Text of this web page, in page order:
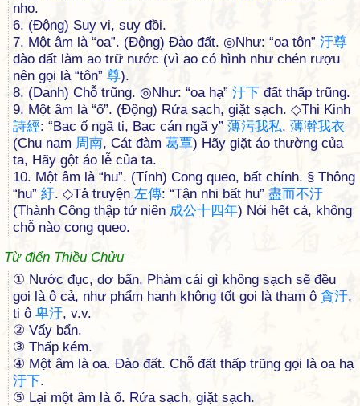
nhọ.
6. (Động) Suy vi, suy đồi.
7. Một âm là “oa”. (Động) Đào đất. ◎Như: “oa tôn” 汙尊
đào đất làm ao trữ nước (vì ao có hình như chén rượu
nên gọi là “tôn” 尊).
8. (Danh) Chỗ trũng. ◎Như: “oa hạ” 汙下 đất thấp trũng.
9. Một âm là “ố”. (Động) Rửa sạch, giặt sạch. ◇Thi Kinh
詩經: “Bạc ố ngã ti, Bạc cán ngã y” 薄污我私, 薄澣我衣
(Chu nam 周南, Cát đàm 葛覃) Hãy giặt áo thường của
ta, Hãy gột áo lễ của ta.
10. Một âm là “hu”. (Tính) Cong queo, bất chính. § Thông
“hu” 紆. ◇Tả truyện 左傳: “Tận nhi bất hu” 盡而不汙
(Thành Công thập tứ niên 成公十四年) Nói hết cả, không
chỗ nào cong queo.
Từ điển Thiều Chửu
① Nước đục, dơ bẩn. Phàm cái gì không sạch sẽ đều
gọi là ô cả, như phẩm hạnh không tốt gọi là tham ô 貪汙,
ti ô 卑汙, v.v.
② Vấy bẩn.
③ Thấp kém.
④ Một âm là oa. Ðào đất. Chỗ đất thấp trũng gọi là oa hạ
汙下.
⑤ Lại một âm là ố. Rửa sạch, giặt sạch.